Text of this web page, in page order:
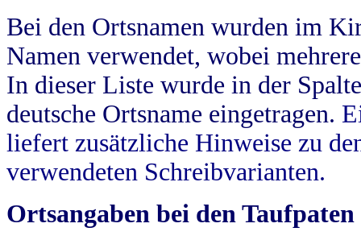
Bei den Ortsnamen wurden im
Namen verwendet, wobei
In dieser Liste wurde in der
deutsche Ortsname eingetragen.
liefert zusätzliche Hinweise zu
verwendeten Schreibvarianten.
Ortsangaben bei den Taufpaten